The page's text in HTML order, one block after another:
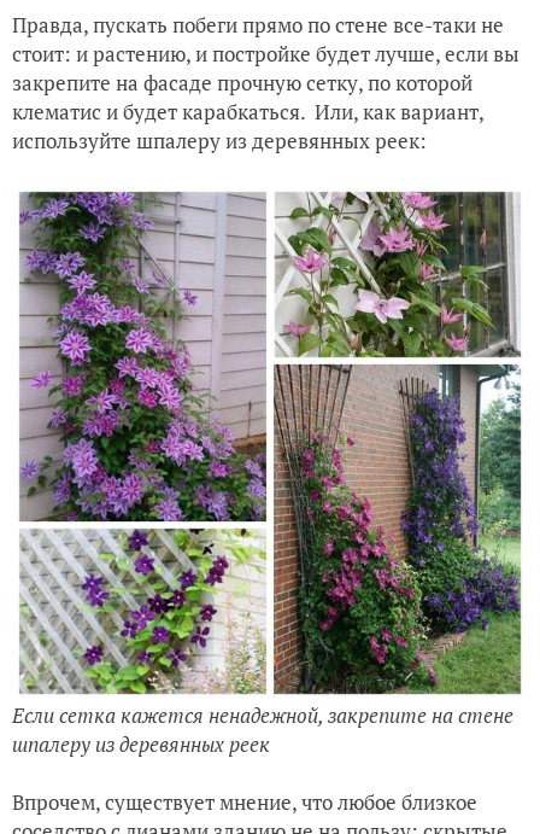
Правда, пускать побеги прямо по стене все-таки не
стоит: и растению, и постройке будет лучше, если вы
закрепите на фасаде прочную сетку, по которой
клематис и будет карабкаться. Или, как вариант,
используйте шпалеру из деревянных реек:
Если сетка кажется ненадежной, закрепите на стене
шпалеру из деревянных реек
Впрочем, существует мнение, что любое близкое